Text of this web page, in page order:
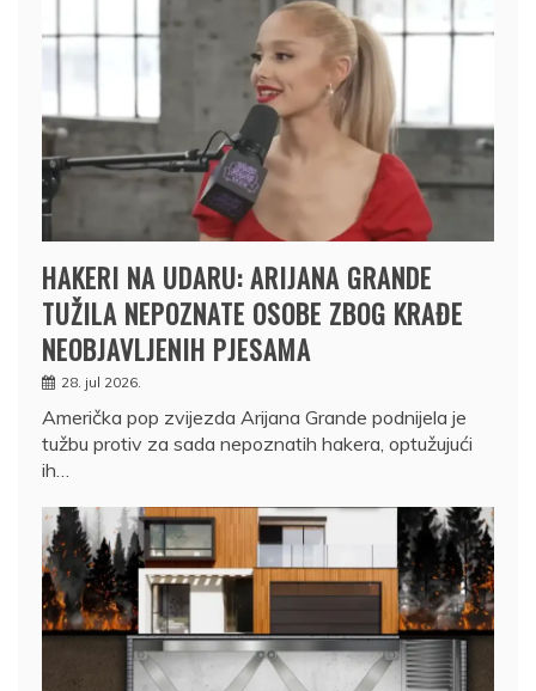
HAKERI NA UDARU: ARIJANA GRANDE
TUŽILA NEPOZNATE OSOBE ZBOG KRAĐE
NEOBJAVLJENIH PJESAMA
28. jul 2026.
Američka pop zvijezda Arijana Grande podnijela je
tužbu protiv za sada nepoznatih hakera, optužujući
ih…